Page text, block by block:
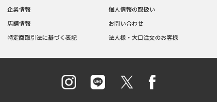
企業情報
店舗情報
特定商取引法に基づく表記
個人情報の取扱い
お問い合わせ
法人様・大口注文のお客様